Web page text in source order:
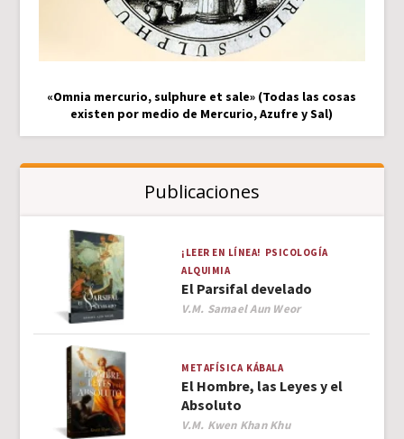
«Omnia mercurio, sulphure et sale» (Todas las cosas
existen por medio de Mercurio, Azufre y Sal)
Publicaciones
¡LEER EN LÍNEA! PSICOLOGÍA
ALQUIMIA
El Parsifal develado
Author
V.M. Samael Aun Weor
METAFÍSICA KÁBALA
El Hombre, las Leyes y el
Absoluto
Author
V.M. Kwen Khan Khu